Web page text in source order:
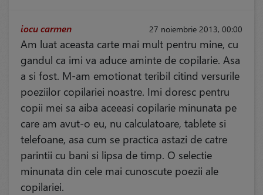
27 noiembrie 2013, 00:00
iocu carmen
Am luat aceasta carte mai mult pentru mine, cu
gandul ca imi va aduce aminte de copilarie. Asa
a si fost. M-am emotionat teribil citind versurile
poeziilor copilariei noastre. Imi doresc pentru
copii mei sa aiba aceeasi copilarie minunata pe
care am avut-o eu, nu calculatoare, tablete si
telefoane, asa cum se practica astazi de catre
parintii cu bani si lipsa de timp. O selectie
minunata din cele mai cunoscute poezii ale
copilariei.